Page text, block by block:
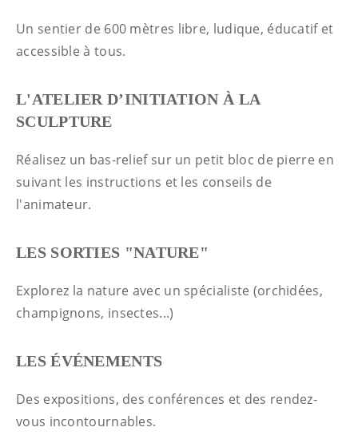
Un sentier de 600 mètres libre, ludique, éducatif et
accessible à tous.
L'ATELIER D’INITIATION À LA
SCULPTURE
Réalisez un bas-relief sur un petit bloc de pierre en
suivant les instructions et les conseils de
l'animateur.
LES SORTIES "NATURE"
Explorez la nature avec un spécialiste (orchidées,
champignons, insectes...)
LES ÉVÉNEMENTS
Des expositions, des conférences et des rendez-
vous incontournables.